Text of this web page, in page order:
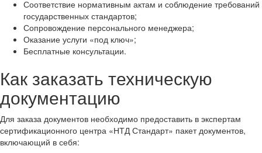
Соответствие нормативным актам и соблюдение требований
государственных стандартов;
Сопровождение персонального менеджера;
Оказание услуги «под ключ»;
Бесплатные консультации.
Как заказать техническую
документацию
Для заказа документов необходимо предоставить в экспертам
сертификационного центра «НТД Стандарт» пакет документов,
включающий в себя: